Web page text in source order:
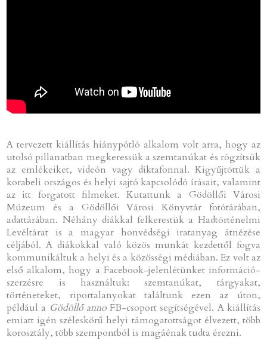
A tervezett kiállítás hiánypótló alkalom volt arra, hogy az
utolsó pillanatban megkeressük a szemtanúkat és rögzítsük
az emlékeiket, videón vagy diktafonnal. Kigyűjtöttük a
korabeli országos és helyi sajtó kapcsolódó írásait, valamint
az itt forgatott filmeket. Kutattunk a Gödöllői Városi
Múzeum és a Gödöllői Városi Könyvtár fotótárában,
adattárában. Néhány diákkal felkerestük a Hadtörténelmi
Levéltárat is a magyar honvédségi iratanyag átnézése
céljából. A diákokkal való közös munkát kezdettől fogva
kommunikáltuk a helyi és a közösségi médiában. Ez volt az
első alkalom, hogy a Facebook-jelenlétünket információ-
szerzésre is használtuk: szemtanúkat, tárgyakat,
történeteket, riportalanyokat találtunk ezen az úton,
például a Gödöllő annoFB-csoport segítségével. A kiállítás
emiatt igén széleskörű helyi támogatottságot élvezett, több
korosztály, több szempontból is magáénak tudta érezni.